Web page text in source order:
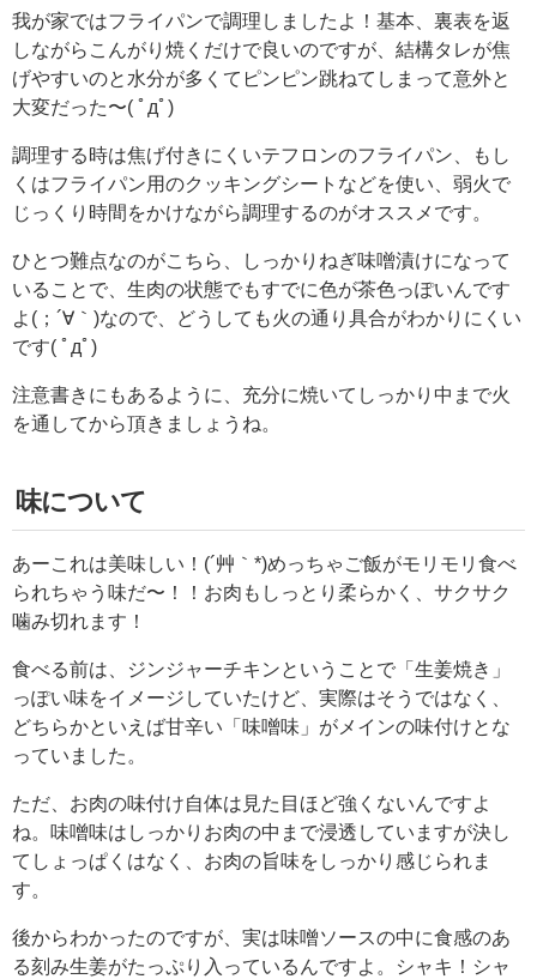
我が家ではフライパンで調理しましたよ！基本、裏表を返
しながらこんがり焼くだけで良いのですが、結構タレが焦
げやすいのと水分が多くてピンピン跳ねてしまって意外と
大変だった〜( ﾟдﾟ)
調理する時は焦げ付きにくいテフロンのフライパン、もし
くはフライパン用のクッキングシートなどを使い、弱火で
じっくり時間をかけながら調理するのがオススメです。
ひとつ難点なのがこちら、しっかりねぎ味噌漬けになって
いることで、生肉の状態でもすでに色が茶色っぽいんです
よ(；´∀｀)なので、どうしても火の通り具合がわかりにくい
です( ﾟдﾟ)
注意書きにもあるように、充分に焼いてしっかり中まで火
を通してから頂きましょうね。
味について
あーこれは美味しい！(´艸｀*)めっちゃご飯がモリモリ食べ
られちゃう味だ〜！！お肉もしっとり柔らかく、サクサク
噛み切れます！
食べる前は、ジンジャーチキンということで「生姜焼き」
っぽい味をイメージしていたけど、実際はそうではなく、
どちらかといえば甘辛い「味噌味」がメインの味付けとな
っていました。
ただ、お肉の味付け自体は見た目ほど強くないんですよ
ね。味噌味はしっかりお肉の中まで浸透していますが決し
てしょっぱくはなく、お肉の旨味をしっかり感じられま
す。
後からわかったのですが、実は味噌ソースの中に食感のあ
る刻み生姜がたっぷり入っているんですよ。シャキ！シャ